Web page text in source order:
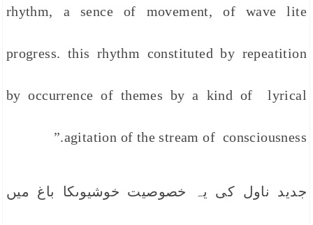
rhythm, a sence of movement, of wave lite
progress. this rhythm constituted by repeatition
by occurrence of themes by a kind of lyrical
agitation of the stream of consciousness.”
جدید ناول کی یہ خصوصیت خوشیوںکا باغ میں